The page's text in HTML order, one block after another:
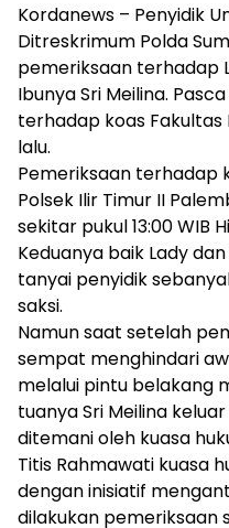
Kordanews – Penyidik
Ditreskrimum Polda
pemeriksaan terhadap
Ibunya Sri Meilina.
terhadap koas
lalu.
Pemeriksaan terhadap
Polsek Ilir Timur II
sekitar pukul 13:00 WIB
Keduanya baik Lady
tanyai penyidik
saksi.
Namun saat setelah
sempat menghindari
melalui pintu belakang
tuanya Sri Meilina
ditemani oleh kuasa
Titis Rahmawati kuasa
dengan inisiatif
dilakukan pemeriksaan